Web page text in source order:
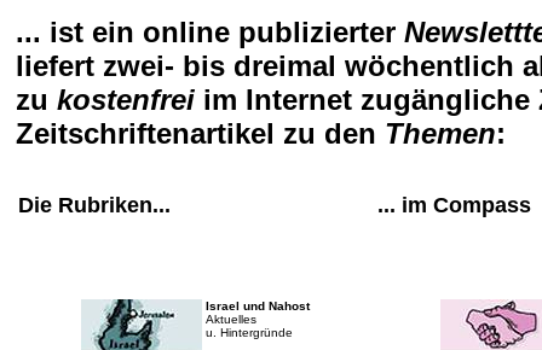
... ist ein online publizierter
liefert zwei- bis dreimal wöchentlich
zu kostenfrei im Internet zugängliche
Zeitschriftenartikel zu den Themen:
Die Rubriken...
Israel und Nahost
Aktuelles
u. Hintergründe
... im Compass